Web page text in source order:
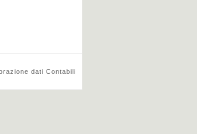
dati Contabili